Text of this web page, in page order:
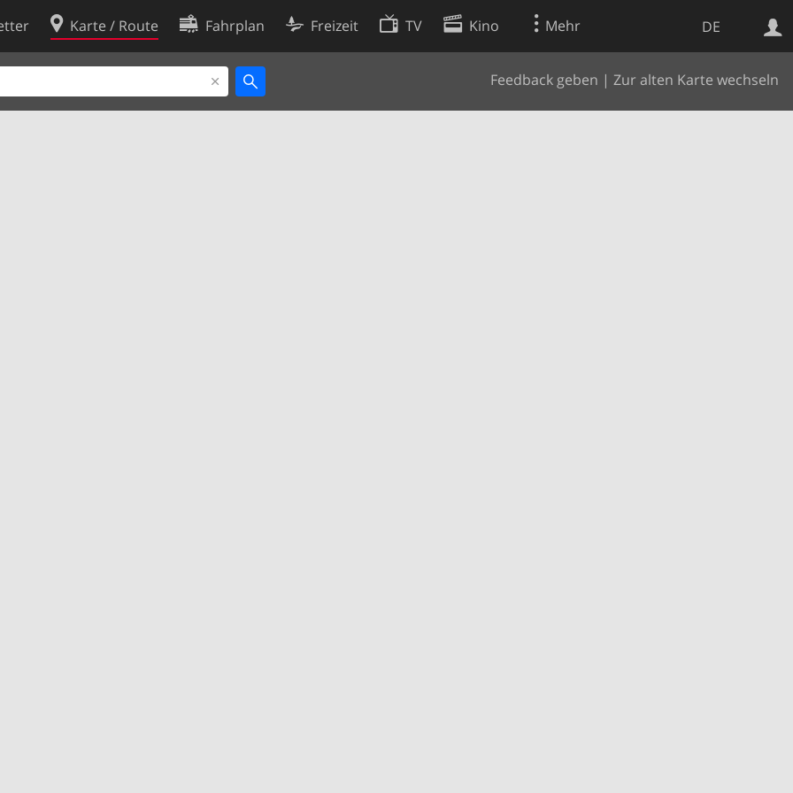
DE
Karte / Route Fahrplan Freizeit TV Kino Mehr
Feedback geben | Zur alten Karte wechseln
Websuche
Cookie-Richtlinie
Cookie-Einstellungen